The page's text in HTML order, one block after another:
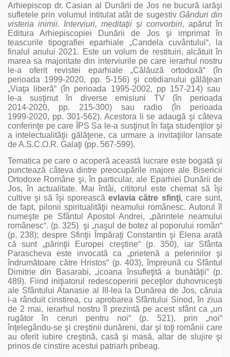
Arhiepiscop dr. Casian al Dunării de Jos ne bucură iarăşi
sufletele prin volumul intitulat atât de sugestivGânduri din
visteria inimii. Interviuri, meditaţii şi convorbiri, apărut în
Editura Arhiepiscopiei Dunării de Jos şi imprimat în
teascurile tipografiei eparhiale „Candela cuvântului“, la
finalul anului 2021. Este un volum de restituiri, alcătuit în
marea sa majoritate din interviurile pe care ierarhul nostru
le‑a oferit revistei eparhiale „Călăuză ortodoxă“ (în
perioada 1999‑2020, pp. 5‑156) şi cotidianului gălăţean
„Viaţa liberă“ (în perioada 1995‑2002, pp 157‑214) sau
le‑a susţinut în diverse emisiuni TV (în perioada
2014‑2020, pp. 215‑300) sau radio (în perioada
1999‑2020, pp. 301‑562). Acestora li se adaugă şi câteva
conferinţe pe care ÎPS Sa le‑a susţinut în faţa studenţilor şi
a intelectualităţii gălăţene, ca urmare a invitaţiilor lansate
de A.S.C.O.R. Galaţi (pp. 567‑599).
Tematica pe care o acoperă această lucrare este bogată şi
punctează câteva dintre preocupările majore ale Bisericii
Ortodoxe Române şi, în particular, ale Eparhiei Dunării de
Jos, în actualitate. Mai întâi, cititorul este chemat să îşi
cultive şi să îşi sporeascăevlavia către sfinţi, care sunt,
de fapt, pilonii spiritualităţii neamului românesc. Autorul îl
numeşte pe Sfântul Apostol Andrei, „părintele neamului
românesc“. (p. 325) şi „naşul de botez al poporului român“
(p. 238); despre Sfinţii Împăraţi Constantin şi Elena arată
că sunt „părinţii Europei creştine“ (p. 350), iar Sfânta
Parascheva este invocată ca „prietenă a pelerinilor şi
îndrumătoare către Hristos“ (p. 403), împreună cu Sfântul
Dimitrie din Basarabi, „icoana însufleţită a bunătăţii“ (p.
489). Fiind iniţiatorul redescoperirii peceţilor duhovniceşti
ale Sfântului Atanasie al III‑lea la Dunărea de Jos, căruia
i‑a rânduit cinstirea, cu aprobarea Sfântului Sinod, în ziua
de 2 mai, ierarhul nostru îl prezintă pe acest sfânt ca „un
rugător în ceruri pentru noi“ (p. 521), prin „noi“
înţelegându‑se şi creştinii dunăreni, dar şi toţi românii care
au oferit iubire creştină, casă şi masă, altar de slujire şi
prinos de cinstire acestui patriarh pribeag.